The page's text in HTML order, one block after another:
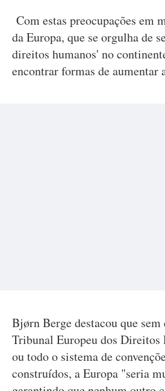
Com estas preocupações em
da Europa, que se orgulha de
direitos humanos' no
encontrar formas de aumentar
Bjørn Berge destacou que
Tribunal Europeu dos Direitos
ou todo o sistema de
construídos, a Europa "seria